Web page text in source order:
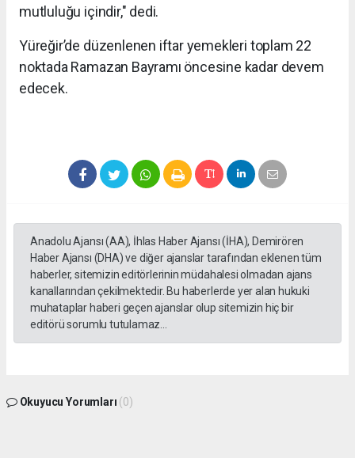
mutluluğu içindir," dedi.
Yüreğir’de düzenlenen iftar yemekleri toplam 22
noktada Ramazan Bayramı öncesine kadar devem
edecek.
Anadolu Ajansı (AA), İhlas Haber Ajansı (İHA), Demirören
Haber Ajansı (DHA) ve diğer ajanslar tarafından eklenen tüm
haberler, sitemizin editörlerinin müdahalesi olmadan ajans
kanallarından çekilmektedir. Bu haberlerde yer alan hukuki
muhataplar haberi geçen ajanslar olup sitemizin hiç bir
editörü sorumlu tutulamaz...
Okuyucu Yorumları (0)